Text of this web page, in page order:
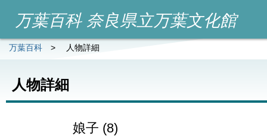
万葉百科 奈良県立万葉文化館
万葉百科 > 人物詳細
人物詳細
娘子 (8)